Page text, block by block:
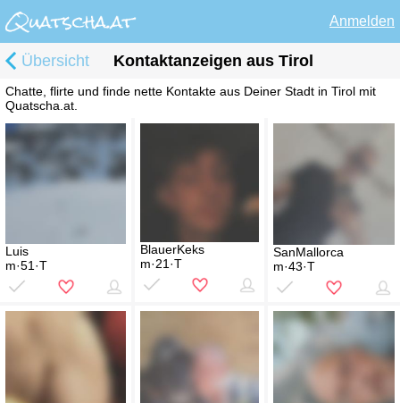
Anmelden
Übersicht Kontaktanzeigen aus Tirol
Chatte, flirte und finde nette Kontakte aus Deiner Stadt in Tirol mit
Quatscha.at.
Luis
m·51·T
BlauerKeks
m·21·T
SanMallorca
m·43·T